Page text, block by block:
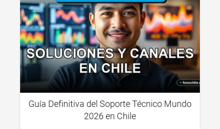
Guía Definitiva del Soporte Técnico Mundo
2026 en Chile